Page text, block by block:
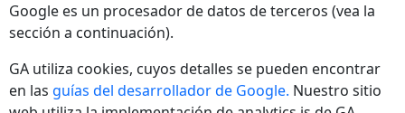
Google es un procesador de datos de terceros (vea la
sección a continuación).
GA utiliza cookies, cuyos detalles se pueden encontrar
en las guías del desarrollador de Google. Nuestro sitio